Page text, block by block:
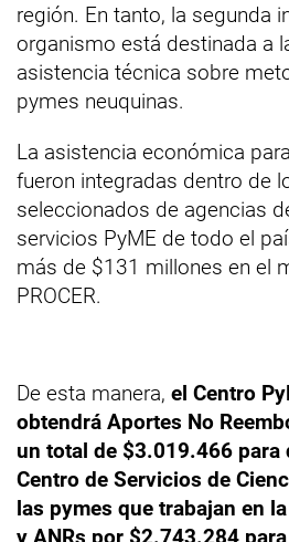
región. En tanto, la segunda
organismo está destinada a
asistencia técnica sobre
pymes neuquinas.
La asistencia económica
fueron integradas dentro de
seleccionados de agencias
servicios PyME de todo el
más de $131 millones en el
PROCER.
De esta manera, el Centro
obtendrá Aportes No
un total de $3.019.466 para
Centro de Servicios de
las pymes que trabajan en